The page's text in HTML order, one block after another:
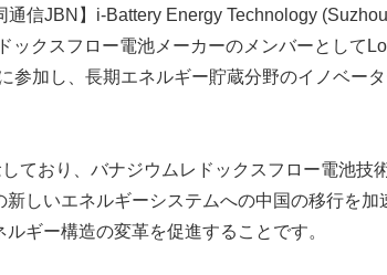
信JBN】i-Battery Energy Technology
ックスフロー電池メーカーのメンバーとして
参加し、長期エネルギー貯蔵分野のイノベー
ており、バナジウムレドックスフロー電池技
しいエネルギーシステムへの中国の移行を加
ギー構造の変革を促進することです。